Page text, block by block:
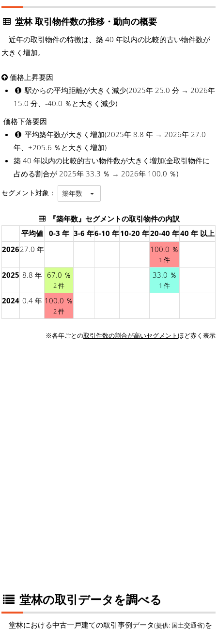
堂林 取引物件数の推移・動向の概要
近年の取引物件の特徴は、築 40 年以内の比較的古い物件数が
大きく増加。
価格上昇要因
駅からの平均距離が大きく減少(2025年 25.0 分 → 2026年
15.0 分、-40.0 ％と大きく減少)
価格下落要因
平均築年数が大きく増加(2025年 8.8 年 → 2026年 27.0
年、+205.6 ％と大きく増加)
築 40 年以内の比較的古い物件数が大きく増加(全取引物件に
占める割合が 2025年 33.3 ％ → 2026年 100.0 ％)
セグメント対象： 築年数
『築年数』セグメントの取引物件の内訳
平均値
0-3 年 3-6 年6-10 年10-20 年20-40 年40 年 以上
202627.0 年 100.0 ％
1 件
2025 8.8 年 67.0 ％
2 件
33.0 ％
1 件
2024 0.4 年 100.0 ％
2 件
※各年ごとの取引件数の割合が高いセグメントほど赤く表示
堂林の取引データを調べる
堂林における中古一戸建ての取引事例データ(提供: 国土交通省)を